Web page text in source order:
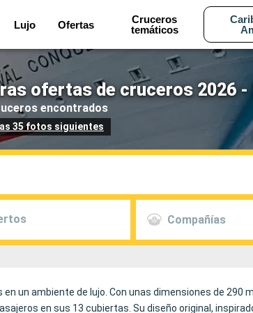
Lujo Ofertas
Cruceros
temáticos
ofertas de cruceros 2026 -
encontrados
35 fotos siguientes
Compañías
un ambiente de lujo. Con unas dimensiones de 290
en sus 13 cubiertas. Su diseño original,